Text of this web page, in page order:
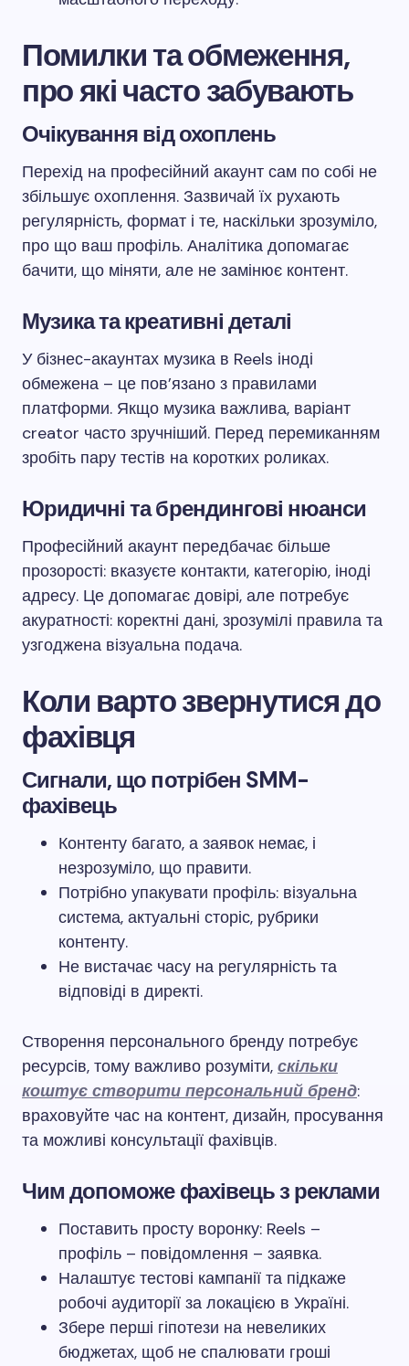
Помилки та обмеження,
про які часто забувають
Очікування від охоплень
Перехід на професійний акаунт сам по собі не
збільшує охоплення. Зазвичай їх рухають
регулярність, формат і те, наскільки зрозуміло,
про що ваш профіль. Аналітика допомагає
бачити, що міняти, але не замінює контент.
Музика та креативні деталі
У бізнес-акаунтах музика в Reels іноді
обмежена – це пов’язано з правилами
платформи. Якщо музика важлива, варіант
creator часто зручніший. Перед перемиканням
зробіть пару тестів на коротких роликах.
Юридичні та брендингові нюанси
Професійний акаунт передбачає більше
прозорості: вказуєте контакти, категорію, іноді
адресу. Це допомагає довірі, але потребує
акуратності: коректні дані, зрозумілі правила та
узгоджена візуальна подача.
Коли варто звернутися до
фахівця
Сигнали, що потрібен SMM-
фахівець
Контенту багато, а заявок немає, і
незрозуміло, що правити.
Потрібно упакувати профіль: візуальна
система, актуальні сторіс, рубрики
контенту.
Не вистачає часу на регулярність та
відповіді в директі.
Створення персонального бренду потребує
ресурсів, тому важливо розуміти, скільки
коштує створити персональний бренд:
враховуйте час на контент, дизайн, просування
та можливі консультації фахівців.
Чим допоможе фахівець з реклами
Поставить просту воронку: Reels –
профіль – повідомлення – заявка.
Налаштує тестові кампанії та підкаже
робочі аудиторії за локацією в Україні.
Збере перші гіпотези на невеликих
бюджетах, щоб не спалювати гроші